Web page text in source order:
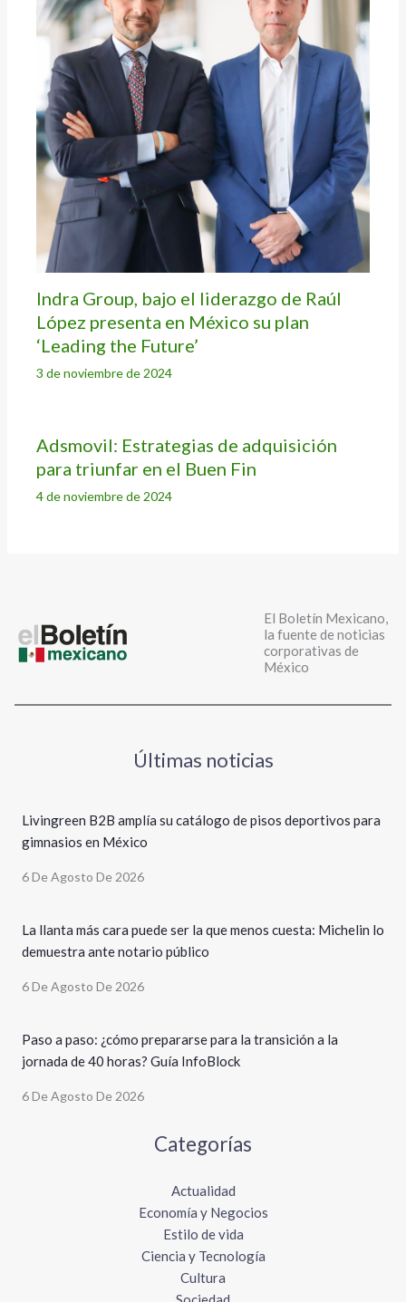
Indra Group, bajo el liderazgo de Raúl
López presenta en México su plan
‘Leading the Future’
3 de noviembre de 2024
Adsmovil: Estrategias de adquisición
para triunfar en el Buen Fin
4 de noviembre de 2024
El Boletín Mexicano,
la fuente de noticias
corporativas de
México
Últimas noticias
Livingreen B2B amplía su catálogo de pisos deportivos para
gimnasios en México
6 De Agosto De 2026
La llanta más cara puede ser la que menos cuesta: Michelin lo
demuestra ante notario público
6 De Agosto De 2026
Paso a paso: ¿cómo prepararse para la transición a la
jornada de 40 horas? Guía InfoBlock
6 De Agosto De 2026
Categorías
Actualidad
Economía y Negocios
Estilo de vida
Ciencia y Tecnología
Cultura